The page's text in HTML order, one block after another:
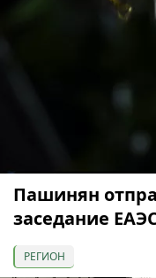
Пашинян
заседание
РЕГИОН